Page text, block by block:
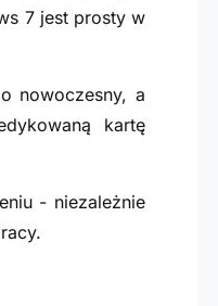
7 jest prosty w
nowoczesny, a
kartę
- niezależnie